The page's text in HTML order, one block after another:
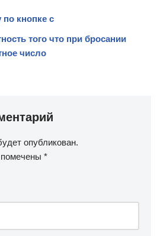
кнопке c
того что при бросании
число
опубликован.
*